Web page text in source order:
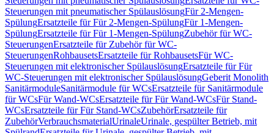
Steuerungen mit pneumatischer SpülauslösungFür 2-Mengen-
SpülungErsatzteile für Für 2-Mengen-SpülungFür 1-Mengen-
SpülungErsatzteile für Für 1-Mengen-SpülungZubehör für WC-
SteuerungenErsatzteile für Zubehör für WC-
SteuerungenRohbausetsErsatzteile für RohbausetsFür WC-
Steuerungen mit elektronischer SpülauslösungErsatzteile für Für
WC-Steuerungen mit elektronischer SpülauslösungGeberit Monolith
SanitärmoduleSanitärmodule für WCsErsatzteile für Sanitärmodule
für WCsFür Wand-WCsErsatzteile für Für Wand-WCsFür Stand-
WCsErsatzteile für Für Stand-WCsZubehörErsatzteile für
ZubehörVerbrauchsmaterialUrinaleUrinale, gespülter Betrieb, mit